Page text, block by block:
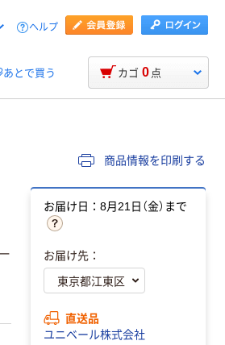
ヘルプ
あとで買う カゴ 0 点
商品情報を印刷する
お届け日：8月21日（金）まで
お届け先：
直送品
ユニベール株式会社